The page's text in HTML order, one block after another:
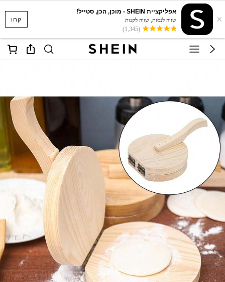
קחו ×
אפליקציית SHEIN - מוכן, הכן, סטייל!
שווה לנסות, שווה לקנות
(1,345)